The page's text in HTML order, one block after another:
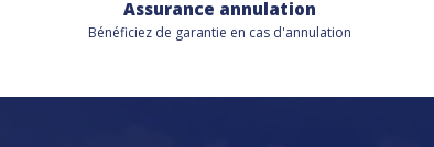
Assurance annulation
Bénéficiez de garantie en cas d'annulation